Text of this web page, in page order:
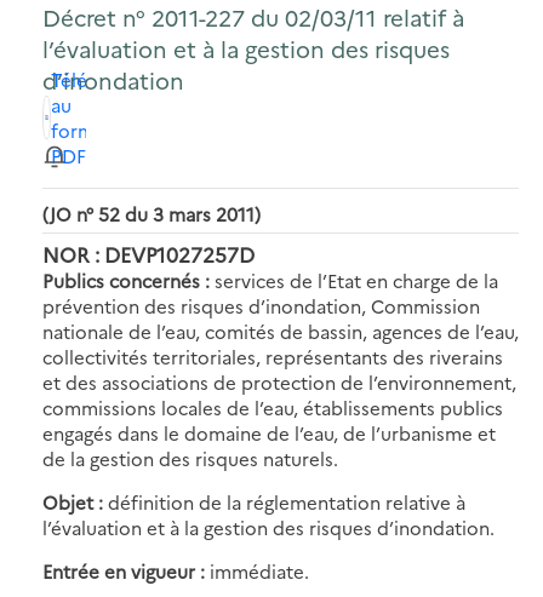
Décret n° 2011-227 du 02/03/11 relatif à
l’évaluation et à la gestion des risques
d’inondation
Télécharger
au
format
PDF
(JO n° 52 du 3 mars 2011)
NOR : DEVP1027257D
Publics concernés :services de l’Etat en charge de la
prévention des risques d’inondation, Commission
nationale de l’eau, comités de bassin, agences de l’eau,
collectivités territoriales, représentants des riverains
et des associations de protection de l’environnement,
commissions locales de l’eau, établissements publics
engagés dans le domaine de l’eau, de l’urbanisme et
de la gestion des risques naturels.
Objet :définition de la réglementation relative à
l’évaluation et à la gestion des risques d’inondation.
Entrée en vigueur : immédiate.